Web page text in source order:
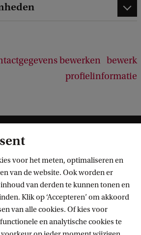
bewerken bewerk
profielinformatie
voor het meten, optimaliseren en
van de website. Ook worden er
van derden te kunnen tonen en
Klik op ‘Accepteren’ om akkoord
van alle cookies. Of kies voor
functionele en analytische cookies te